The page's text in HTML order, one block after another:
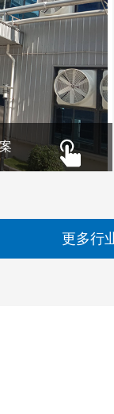
更多行